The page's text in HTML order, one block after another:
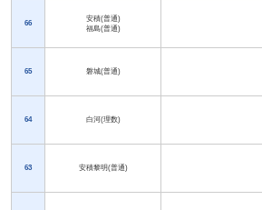
66
安積(普通)
福島(普通)
65 磐城(普通)
64 白河(理数)
63 安積黎明(普通)